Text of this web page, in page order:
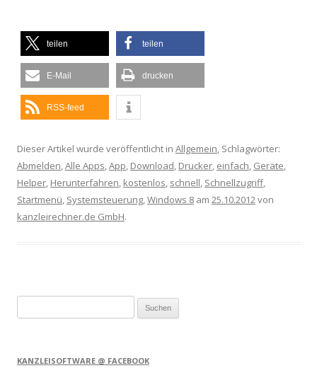
teilen teilen
E-Mail drucken
RSS-feed
Dieser Artikel wurde veröffentlicht in Allgemein, Schlagwörter:
Abmelden,Alle Apps,App, Download, Drucker, einfach, Geräte,
Helper, Herunterfahren, kostenlos, schnell, Schnellzugriff,
Startmenü, Systemsteuerung,Windows 8 am 25.10.2012von
kanzleirechner.de GmbH.
nach:
KANZLEISOFTWARE @ FACEBOOK